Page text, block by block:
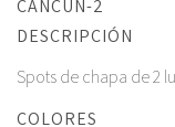
CANCÚN-2
DESCRIPCIÓN
Spots de chapa de 2
COLORES